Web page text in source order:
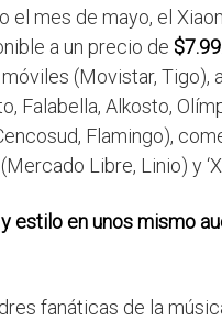
el mes de mayo, el
a un precio de
(Movistar, Tigo),
Falabella, Alkosto,
Flamingo),
Libre, Linio) y
estilo en unos mismo
fanáticas de la